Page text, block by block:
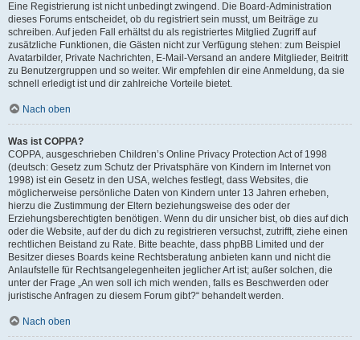
Eine Registrierung ist nicht unbedingt zwingend. Die Board-Administration
dieses Forums entscheidet, ob du registriert sein musst, um Beiträge zu
schreiben. Auf jeden Fall erhältst du als registriertes Mitglied Zugriff auf
zusätzliche Funktionen, die Gästen nicht zur Verfügung stehen: zum Beispiel
Avatarbilder, Private Nachrichten, E-Mail-Versand an andere Mitglieder, Beitritt
zu Benutzergruppen und so weiter. Wir empfehlen dir eine Anmeldung, da sie
schnell erledigt ist und dir zahlreiche Vorteile bietet.
Nach oben
Was ist COPPA?
COPPA, ausgeschrieben Children’s Online Privacy Protection Act of 1998
(deutsch: Gesetz zum Schutz der Privatsphäre von Kindern im Internet von
1998) ist ein Gesetz in den USA, welches festlegt, dass Websites, die
möglicherweise persönliche Daten von Kindern unter 13 Jahren erheben,
hierzu die Zustimmung der Eltern beziehungsweise des oder der
Erziehungsberechtigten benötigen. Wenn du dir unsicher bist, ob dies auf dich
oder die Website, auf der du dich zu registrieren versuchst, zutrifft, ziehe einen
rechtlichen Beistand zu Rate. Bitte beachte, dass phpBB Limited und der
Besitzer dieses Boards keine Rechtsberatung anbieten kann und nicht die
Anlaufstelle für Rechtsangelegenheiten jeglicher Art ist; außer solchen, die
unter der Frage „An wen soll ich mich wenden, falls es Beschwerden oder
juristische Anfragen zu diesem Forum gibt?“ behandelt werden.
Nach oben